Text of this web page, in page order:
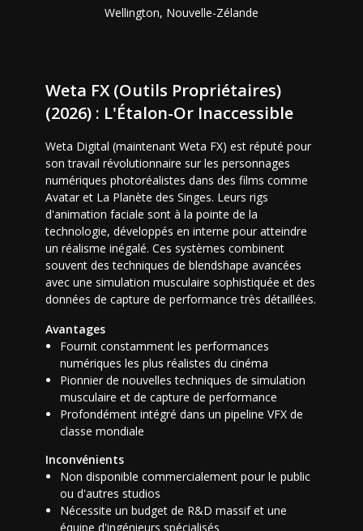
Wellington, Nouvelle-Zélande
Weta FX (Outils Propriétaires)
(2026) : L'Étalon-Or Inaccessible
Weta Digital (maintenant Weta FX) est réputé pour
son travail révolutionnaire sur les personnages
numériques photoréalistes dans des films comme
Avatar et La Planète des Singes. Leurs rigs
d'animation faciale sont à la pointe de la
technologie, développés en interne pour atteindre
un réalisme inégalé. Ces systèmes combinent
souvent des techniques de blendshape avancées
avec une simulation musculaire sophistiquée et des
données de capture de performance très détaillées.
Avantages
Fournit constamment les performances
numériques les plus réalistes du cinéma
Pionnier de nouvelles techniques de simulation
musculaire et de capture de performance
Profondément intégré dans un pipeline VFX de
classe mondiale
Inconvénients
Non disponible commercialement pour le public
ou d'autres studios
Nécessite un budget de R&D massif et une
équipe d'ingénieurs spécialisés